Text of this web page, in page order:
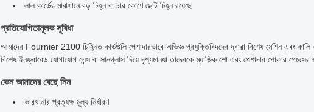
লাল কার্ডের মাঝখানে বড় চিহ্ন বা চার কোণে ছোট চিহ্ন রয়েছে
প্রতিযোগিতামূলক সুবিধা
আমাদের Fournier 2100 চিহ্নিত কার্ডগুলি পেশাদারভাবে অভিজ্ঞ প্রযুক্তিবিদদের দ্বারা বিশেষ মেশিন এবং
বিশেষ ইনফ্রারেড যোগাযোগ লেন্স বা সানগ্লাস দিয়ে দৃশ্যমানযা তাদেরকে ম্যাজিক শো এবং পেশাদার পোকার
কেন আমাদের বেছে নিন
কারখানার প্রত্যক্ষ মূল্য নির্ধারণ